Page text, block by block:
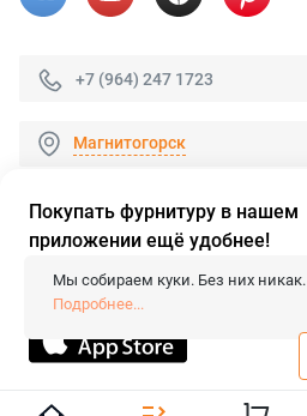
+7 (964) 247 1723
Магнитогорск
© 2026 «FieraShop.ru»
Сопровождение сайта
- Вебформат.
Все права защищены.
Не является публичной офертой
Политика конфиденциальности
Покупать фурнитуру в нашем
приложении ещё удобнее!
Мы собираем куки. Без них никак.
Подробнее...